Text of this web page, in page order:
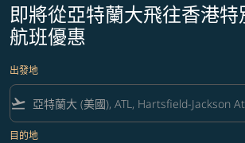
即將從亞特蘭大飛往香港
航班優惠
出發地
flight_takeoff
目的地